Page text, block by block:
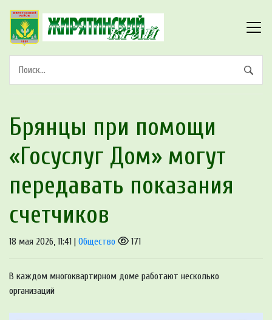
Брянцы при помощи
«Госуслуг Дом» могут
передавать показания
счетчиков
18 мая 2026, 11:41 | Общество 171
В каждом многоквартирном доме работают несколько
организаций